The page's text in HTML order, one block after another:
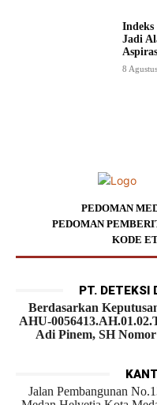
Indeks
Jadi
8
PEDOMAN
PEDOMAN
KODE
PT. DETEKSI
Berdasarkan
AHU-
Adi Pinem, SH
Jalan Pembangunan